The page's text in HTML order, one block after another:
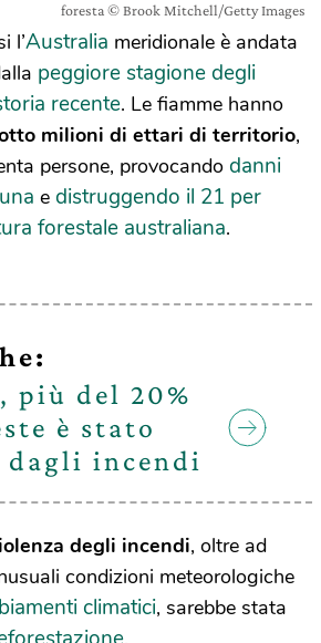
foresta © Brook Mitchell/Getty Images
l’Australia meridionale è andata
peggiore stagione degli
recente. Le fiamme hanno
milioni di ettari di territorio,
persone, provocando danni
e distruggendo il 21 per
forestale australiana.
più del 20%
è stato
incendi
degli incendi, oltre ad
condizioni meteorologiche
climatici, sarebbe stata